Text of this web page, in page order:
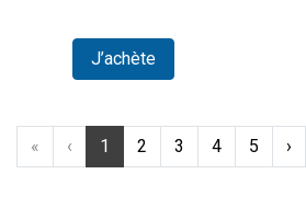
J’achète
« ‹ 1 2 3 4 5 ›